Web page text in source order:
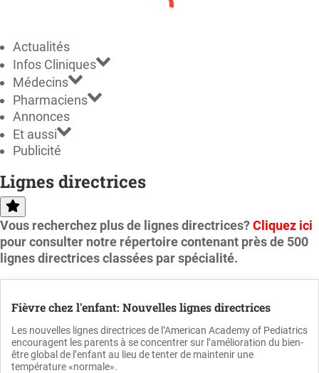
Actualités
Infos Cliniques
Médecins
Pharmaciens
Annonces
Et aussi
Publicité
Lignes directrices
Vous recherchez plus de lignes directrices?Cliquez ici
pour consulter notre répertoire contenant près de 500
lignes directrices classées par spécialité.
Fièvre chez l'enfant: Nouvelles lignes directrices
Les nouvelles lignes directrices de l’American Academy of Pediatrics
encouragent les parents à se concentrer sur l’amélioration du bien-
être global de l’enfant au lieu de tenter de maintenir une
température «normale».